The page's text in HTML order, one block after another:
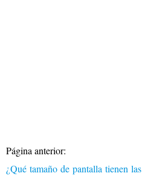
Página anterior:
¿Qué tamaño de pantalla tienen